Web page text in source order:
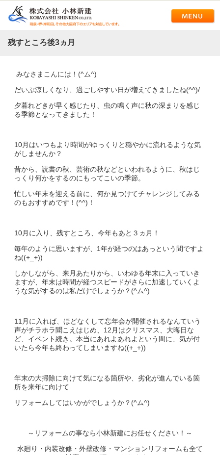
残すところ後3ヵ月
みなさまこんには！(^ム^)
だいぶ涼しくなり、過ごしやすい日が増えてきましたね(^^)/
夕暮れどきが早く感じたり、虫の鳴く声に秋の深まりを感じ
る季節となってきました！
10月はいつもより時間がゆっくりと穏やかに流れるような気
がしませんか？
昔から、読書の秋、芸術の秋などといわれるように、秋はじ
っくり何かをするのにもってこいの季節。
忙しい年末を迎える前に、何か見つけてチャレンジしてみる
のもおすすめです！(^^)！
10月に入り、残すところ、今年もあと３ヵ月！
毎年のように思いますが、1年が経つのはあっという間ですよ
ね((+_+))
しかしながら、来月あたりから、いわゆる年末に入っていき
ますが、年末は時間が経つスピードがさらに加速していくよ
うな気がするのは私だけでしょうか？(^ム^)
11月に入れば、ほどなくして忘年会が開催されるなんていう
声がチラホラ聞こえはじめ、12月はクリスマス、大晦日な
ど、イベント続き。本当にあれよあれよという間に、気が付
いたら今年も終わってしまいますね((+_+))
年末の大掃除に向けて気になる箇所や、劣化が進んでいる箇
所を来年に向けて
リフォームしてはいかがでしょうか？(^ム^)
～リフォームの事なら小林新建にお任せください！～
水廻り・内装改修・外壁改修・マンションリフォームも全て